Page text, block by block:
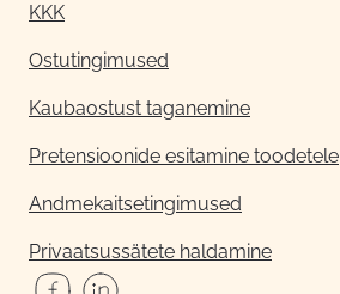
KKK
Ostutingimused
Kaubaostust taganemine
Pretensioonide esitamine toodetele
Andmekaitsetingimused
Privaatsussätete haldamine